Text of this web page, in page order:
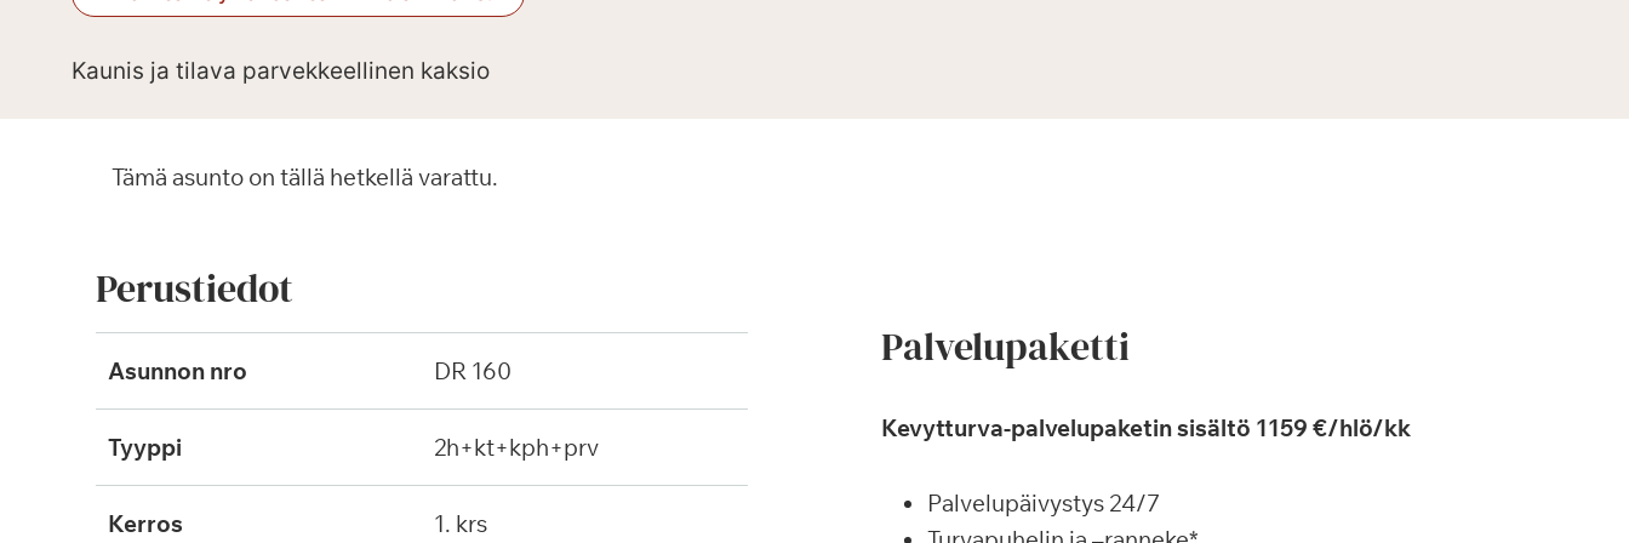
Kaunis ja tilava parvekkeellinen kaksio
Tämä asunto on tällä hetkellä varattu.
Perustiedot
Asunnon nro DR 160
Tyyppi 2h+kt+kph+prv
Kerros 1. krs
Palvelupaketti
Kevytturva-palvelupaketin sisältö 1159 €/hlö/kk
Palvelupäivystys 24/7